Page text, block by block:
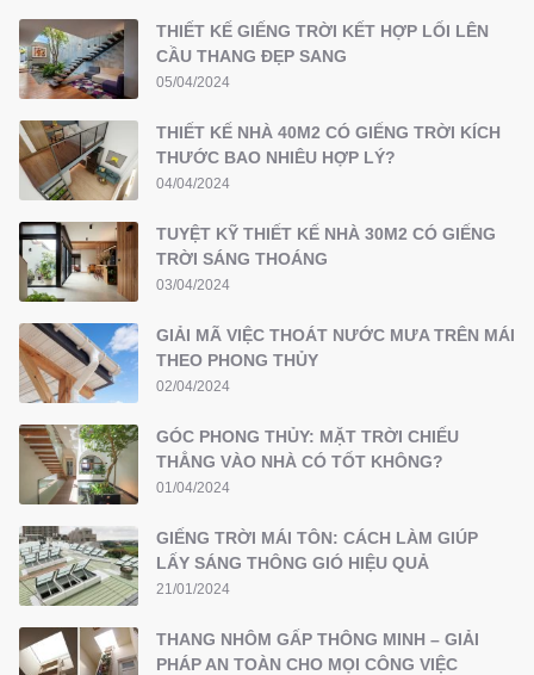
THIẾT KẾ GIẾNG TRỜI KẾT HỢP LỐI LÊN
CẦU THANG ĐẸP SANG
05/04/2024
THIẾT KẾ NHÀ 40M2 CÓ GIẾNG TRỜI KÍCH
THƯỚC BAO NHIÊU HỢP LÝ?
04/04/2024
TUYỆT KỸ THIẾT KẾ NHÀ 30M2 CÓ GIẾNG
TRỜI SÁNG THOÁNG
03/04/2024
GIẢI MÃ VIỆC THOÁT NƯỚC MƯA TRÊN MÁI
THEO PHONG THỦY
02/04/2024
GÓC PHONG THỦY: MẶT TRỜI CHIẾU
THẲNG VÀO NHÀ CÓ TỐT KHÔNG?
01/04/2024
GIẾNG TRỜI MÁI TÔN: CÁCH LÀM GIÚP
LẤY SÁNG THÔNG GIÓ HIỆU QUẢ
21/01/2024
THANG NHÔM GẤP THÔNG MINH – GIẢI
PHÁP AN TOÀN CHO MỌI CÔNG VIỆC